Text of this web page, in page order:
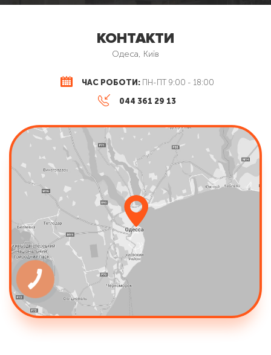
КОНТАКТИ
Одеса, Київ
ЧАС РОБОТИ: ПН-ПТ 9:00 - 18:00
044 361 29 13